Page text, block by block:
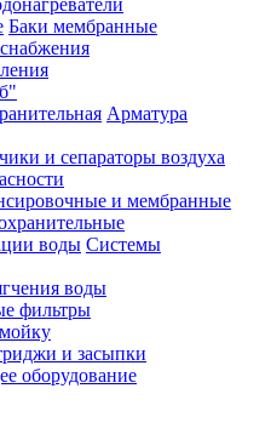
Баки мембранные
Арматура
и сепараторы воздуха
и мембранные
Системы
воды
фильтры
и засыпки
оборудование